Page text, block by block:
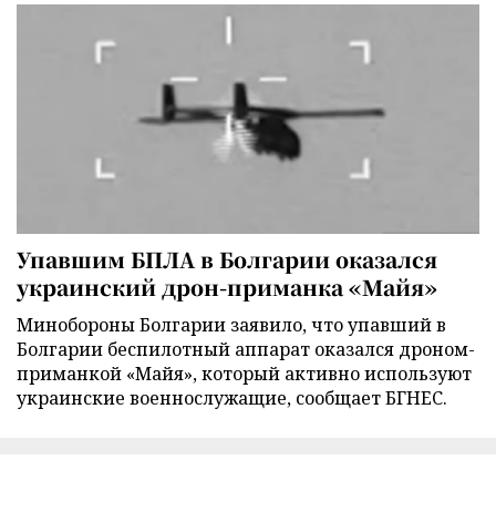
Упавшим БПЛА в Болгарии оказался
украинский дрон-приманка «Майя»
Минобороны Болгарии заявило, что упавший в
Болгарии беспилотный аппарат оказался дроном-
приманкой «Майя», который активно используют
украинские военнослужащие, сообщает БГНЕС.